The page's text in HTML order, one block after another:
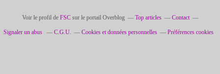
Voir le profil de FSCsur le portail Overblog Top articles Contact
Signaler un abus C.G.U. Cookies et données personnelles Préférences cookies